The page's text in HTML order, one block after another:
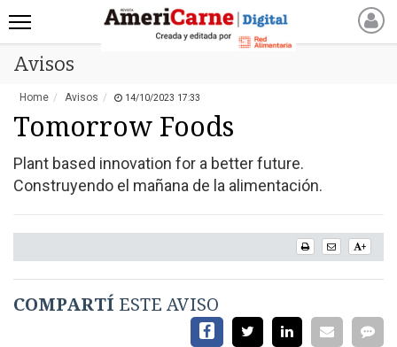
INICIO
NOTICIAS RECIENTES
NOTICIAS
PRODUCCIÓN
PROCESO
MARKETPLACE
REVISTAS
Avisos
Home Avisos 14/10/2023 17:33
Tomorrow Foods
Plant based innovation for a better future.
Construyendo el mañana de la alimentación.
+
COMPARTÍ ESTE AVISO